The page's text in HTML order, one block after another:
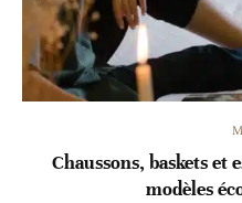
Chaussons, baskets et
modèles